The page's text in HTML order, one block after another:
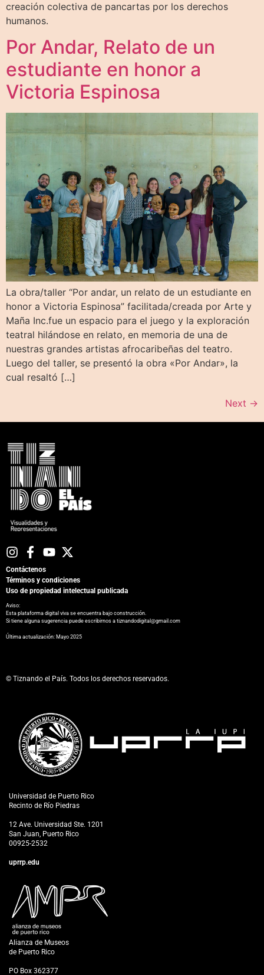
creación colectiva de pancartas por los derechos
humanos.
Por Andar, Relato de un
estudiante en honor a
Victoria Espinosa
La obra/taller “Por andar, un relato de un estudiante en
honor a Victoria Espinosa” facilitada/creada por Arte y
Maña Inc.fue un espacio para el juego y la exploración
teatral hilándose en relato, en memoria de una de
nuestras grandes artistas afrocaribeñas del teatro.
Luego del taller, se presentó la obra «Por Andar», la
cual resaltó […]
Next →
Contáctenos
Términos y condiciones
Uso de propiedad intelectual publicada
Aviso:
Esta plataforma digital viva se encuentra bajo construcción.
Si tiene alguna sugerencia puede escribirnos a tiznandodigital@gmail.com
​Última actualización: Mayo 2025
© Tiznando el País. Todos los derechos reservados.
Universidad de Puerto Rico
Recinto de Río Piedras
12 Ave. Universidad Ste. 1201
San Juan, Puerto Rico
00925-2532
uprrp.edu
Alianza de Museos
de Puerto Rico
PO Box 362377